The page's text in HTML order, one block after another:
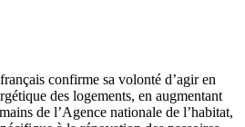
confirme sa volonté d’agir en
des logements, en augmentant
de l’Agence nationale de l’habitat,